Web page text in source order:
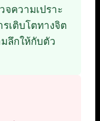
จความเปราะ
เติบโตทางจิต
ลึกให้กับตัว